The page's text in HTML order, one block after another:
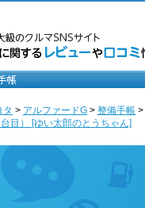
タ > アルファードG > 整備手帳 >
目） [ゆい太郎のとうちゃん]